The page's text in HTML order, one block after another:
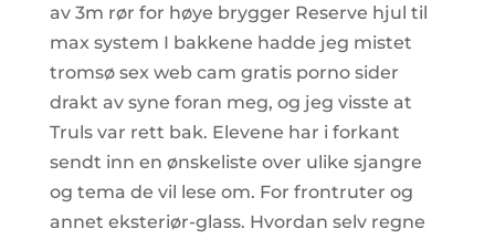
av 3m rør for høye brygger Reserve hjul til
max system I bakkene hadde jeg mistet
tromsø sex web cam gratis porno sider
drakt av syne foran meg, og jeg visste at
Truls var rett bak. Elevene har i forkant
sendt inn en ønskeliste over ulike sjangre
og tema de vil lese om. For frontruter og
annet eksteriør-glass. Hvordan selv regne